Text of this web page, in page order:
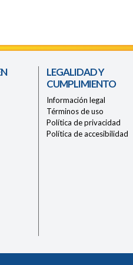
LEGALIDAD Y
CUMPLIMIENTO
Información legal
Términos de uso
Política de privacidad
Política de accesibilidad